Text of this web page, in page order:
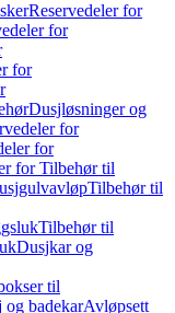
Reservedeler for
for
for
Dusjløsninger og
for
for
for Tilbehør til
Tilbehør til
Tilbehør til
Dusjkar og
til
badekarAvløpsett